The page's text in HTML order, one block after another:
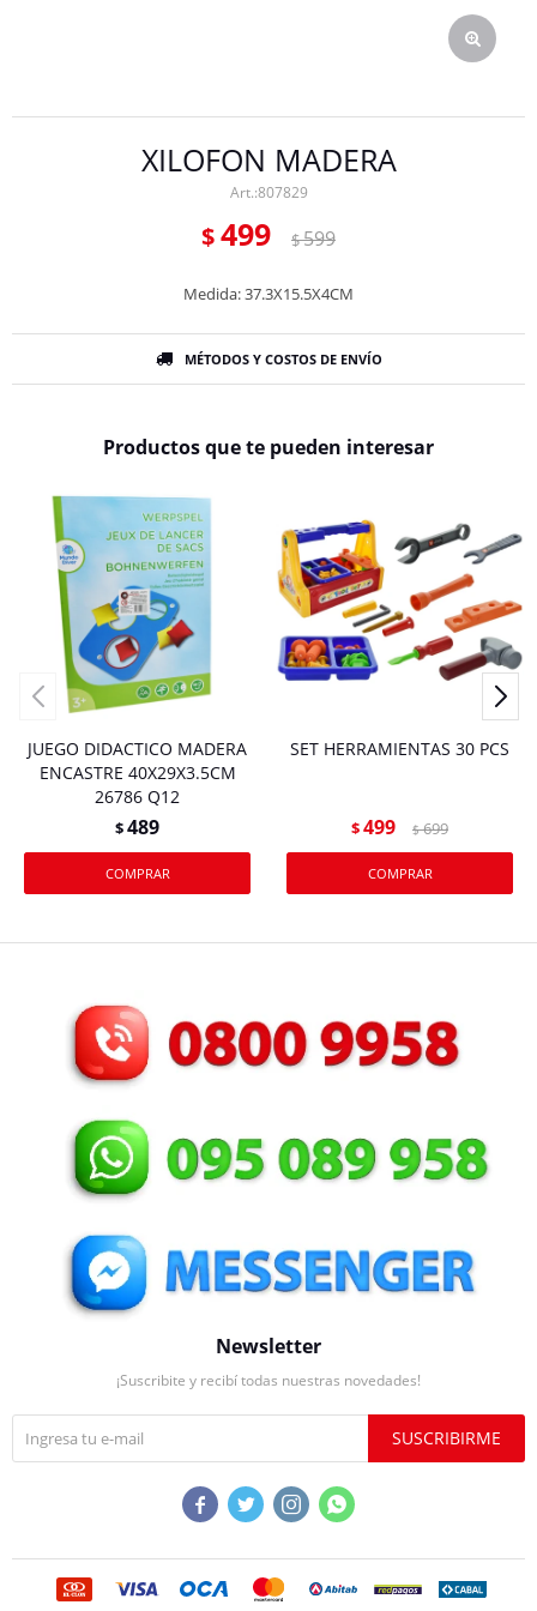
XILOFON MADERA
807829
$499 $599
Medida: 37.3X15.5X4CM
MÉTODOS Y COSTOS DE ENVÍO
Productos que te pueden interesar
JUEGO DIDACTICO MADERA
ENCASTRE 40X29X3.5CM
26786 Q12
$489
SET HERRAMIENTAS 30 PCS
$499 $ 699
Newsletter
¡Suscribite y recibí todas nuestras novedades!
SUSCRIBIRME
   